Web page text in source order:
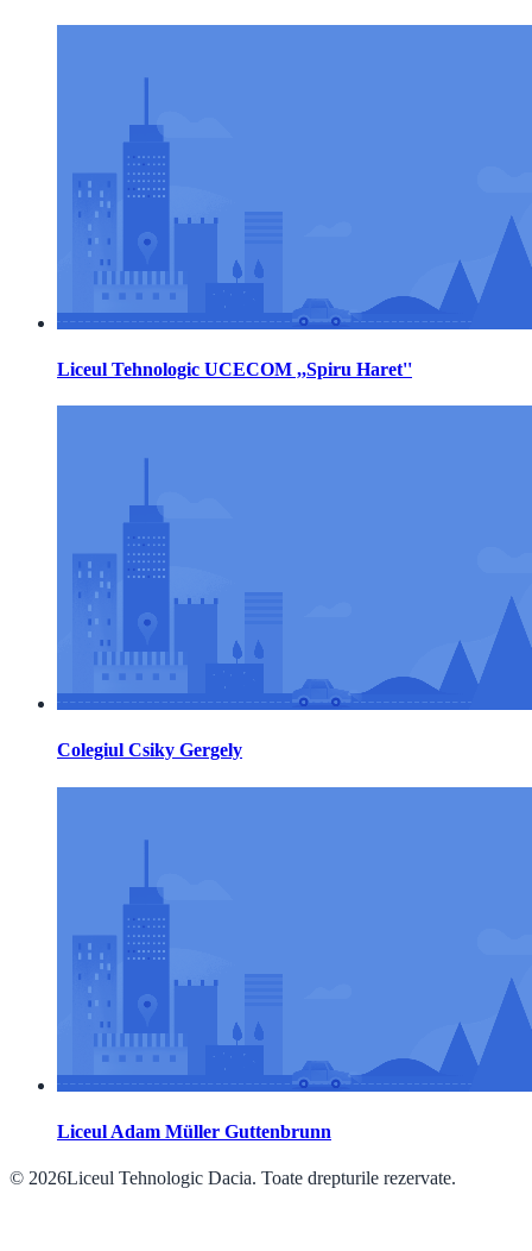
Liceul Tehnologic UCECOM ,,Spiru Haret''
Colegiul Csiky Gergely
Liceul Adam Müller Guttenbrunn
© 2026Liceul Tehnologic Dacia. Toate drepturile rezervate.